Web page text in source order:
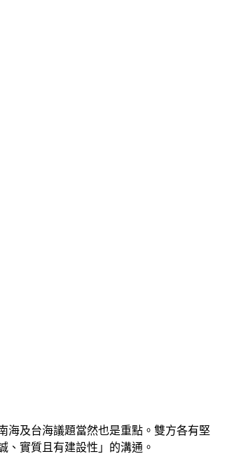
海及台海議題當然也是重點。雙方各有堅
、實質且有建設性」的溝通。